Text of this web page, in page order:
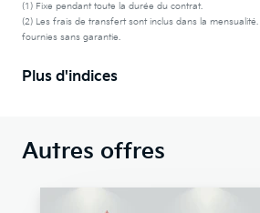
(1) Fixe pendant toute la durée du contrat.
(2) Les frais de transfert sont inclus dans la
fournies sans garantie.
Plus d'indices
Autres offres